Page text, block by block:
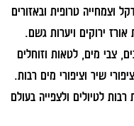
וצמחייה טרופית ובאזורים
ירוקים ויערות גשם.
צבי מים, לטאות וזוחלים
שיר וציפורי מים רבות.
לטיולים ולצפייה בעולם